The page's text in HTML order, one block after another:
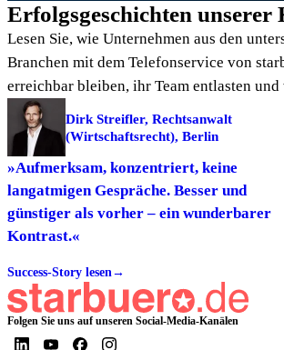
Erfolgsgeschichten unserer
Lesen Sie, wie Unternehmen aus den
Branchen mit dem Telefonservice von
erreichbar bleiben, ihr Team entlasten und
Dirk Streifler, Rechtsanwalt
(Wirtschaftsrecht), Berlin
»Aufmerksam, konzentriert, keine
langatmigen Gespräche. Besser und
günstiger als vorher – ein wunderbarer
Kontrast.«
Success-Story lesen→
Folgen Sie uns auf unseren Social-Media-Kanälen